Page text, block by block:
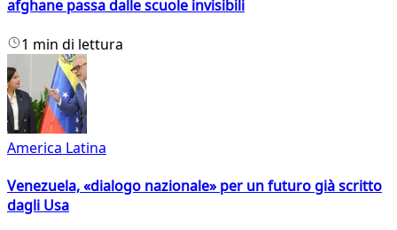
afghane passa dalle scuole invisibili
1 min di lettura
America Latina
Venezuela, «dialogo nazionale» per un futuro già scritto
dagli Usa